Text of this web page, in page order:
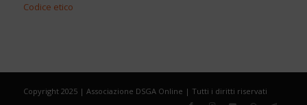
Codice etico
Copyright 2025 | Associazione DSGA Online | Tutti i diritti riservati